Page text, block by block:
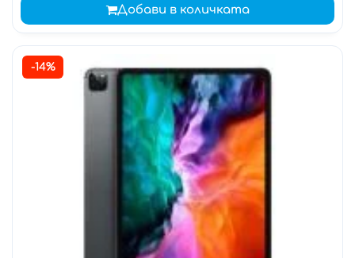
Добави в количката
-14%